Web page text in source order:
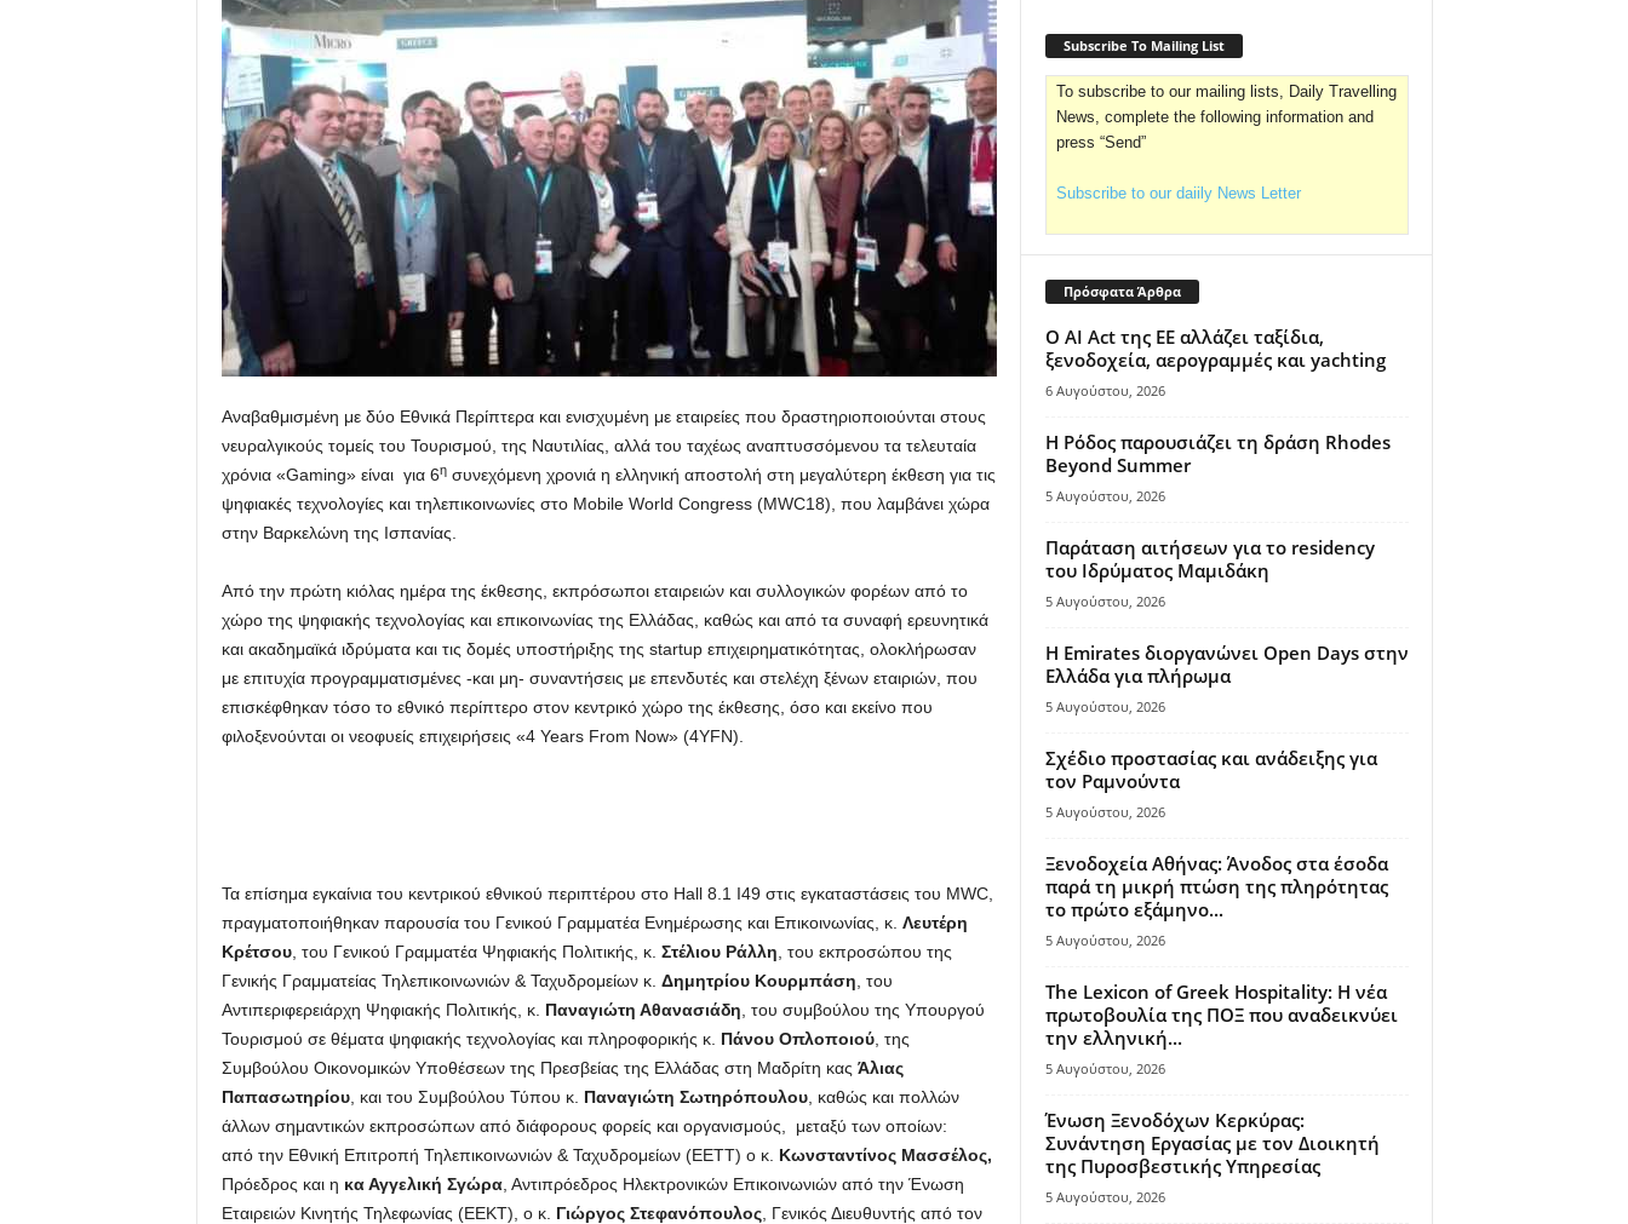
Αναβαθμισμένη με δύο Εθνικά Περίπτερα και ενισχυμένη με εταιρείες που δραστηριοποιούνται στους
νευραλγικούς τομείς του Τουρισμού, της Ναυτιλίας, αλλά του ταχέως αναπτυσσόμενου τα τελευταία
χρόνια «Gaming» είναι για 6ησυνεχόμενη χρονιά η ελληνική αποστολή στη μεγαλύτερη έκθεση για τις
ψηφιακές τεχνολογίες και τηλεπικοινωνίες στο Mobile World Congress (MWC18), που λαμβάνει χώρα
στην Βαρκελώνη της Ισπανίας.
Από την πρώτη κιόλας ημέρα της έκθεσης, εκπρόσωποι εταιρειών και συλλογικών φορέων από το
χώρο της ψηφιακής τεχνολογίας και επικοινωνίας της Ελλάδας, καθώς και από τα συναφή ερευνητικά
και ακαδημαϊκά ιδρύματα και τις δομές υποστήριξης της startup επιχειρηματικότητας, ολοκλήρωσαν
με επιτυχία προγραμματισμένες -και μη- συναντήσεις με επενδυτές και στελέχη ξένων εταιριών, που
επισκέφθηκαν τόσο το εθνικό περίπτερο στον κεντρικό χώρο της έκθεσης, όσο και εκείνο που
φιλοξενούνται οι νεοφυείς επιχειρήσεις «4 Years From Now» (4YFN).
Τα επίσημα εγκαίνια του κεντρικού εθνικού περιπτέρου στο Hall 8.1 I49 στις εγκαταστάσεις του MWC,
πραγματοποιήθηκαν παρουσία του Γενικού Γραμματέα Ενημέρωσης και Επικοινωνίας, κ. Λευτέρη
Κρέτσου, του Γενικού Γραμματέα Ψηφιακής Πολιτικής, κ. Στέλιου Ράλλη , του εκπροσώπου της
Γενικής Γραμματείας Τηλεπικοινωνιών & Ταχυδρομείων κ. Δημητρίου Κουρμπάση , του
Αντιπεριφερειάρχη Ψηφιακής Πολιτικής, κ. Παναγιώτη Αθανασιάδη , του συμβούλου της Υπουργού
Τουρισμού σε θέματα ψηφιακής τεχνολογίας και πληροφορικής κ. Πάνου Οπλοποιού, της
Συμβούλου Οικονομικών Υποθέσεων της Πρεσβείας της Ελλάδας στη Μαδρίτη κας Άλιας
Παπασωτηρίου, και του Συμβούλου Τύπου κ. Παναγιώτη Σωτηρόπουλου, καθώς και πολλών
άλλων σημαντικών εκπροσώπων από διάφορους φορείς και οργανισμούς, μεταξύ των οποίων:
από την Εθνική Επιτροπή Τηλεπικοινωνιών & Ταχυδρομείων (ΕΕΤΤ) o κ. Κωνσταντίνος Μασσέλος,
Πρόεδρος και η κα Αγγελική Σγώρα, Αντιπρόεδρος Ηλεκτρονικών Επικοινωνιών από την Ένωση
Εταιρειών Κινητής Τηλεφωνίας (ΕΕΚΤ), ο κ. Γιώργος Στεφανόπουλος, Γενικός Διευθυντής από τον
Subscribe To Mailing List
To subscribe to our mailing lists, Daily Travelling
News, complete the following information and
press “Send”
Subscribe to our daiily News Letter
Πρόσφατα Άρθρα
Ο AI Act της ΕΕ αλλάζει ταξίδια,
ξενοδοχεία, αερογραμμές και yachting
6 Αυγούστου, 2026
Η Ρόδος παρουσιάζει τη δράση Rhodes
Beyond Summer
5 Αυγούστου, 2026
Παράταση αιτήσεων για το residency
του Ιδρύματος Μαμιδάκη
5 Αυγούστου, 2026
Η Emirates διοργανώνει Open Days στην
Ελλάδα για πλήρωμα
5 Αυγούστου, 2026
Σχέδιο προστασίας και ανάδειξης για
τον Ραμνούντα
5 Αυγούστου, 2026
Ξενοδοχεία Αθήνας: Άνοδος στα έσοδα
παρά τη μικρή πτώση της πληρότητας
το πρώτο εξάμηνο...
5 Αυγούστου, 2026
The Lexicon of Greek Hospitality: Η νέα
πρωτοβουλία της ΠΟΞ που αναδεικνύει
την ελληνική...
5 Αυγούστου, 2026
Ένωση Ξενοδόχων Κερκύρας:
Συνάντηση Εργασίας με τον Διοικητή
της Πυροσβεστικής Υπηρεσίας
5 Αυγούστου, 2026